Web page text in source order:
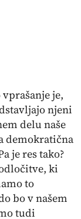
je,
njeni
delu naše
demokratična
je res tako?
ki
to
bo v našem
tudi